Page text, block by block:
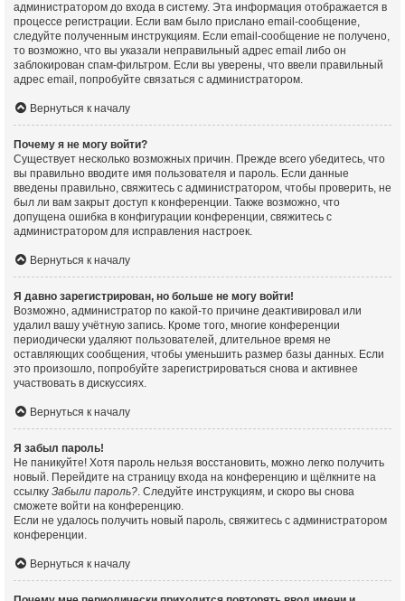
администратором до входа в систему. Эта информация отображается в
процессе регистрации. Если вам было прислано email-сообщение,
следуйте полученным инструкциям. Если email-сообщение не получено,
то возможно, что вы указали неправильный адрес email либо он
заблокирован спам-фильтром. Если вы уверены, что ввели правильный
адрес email, попробуйте связаться с администратором.
Вернуться к началу
Почему я не могу войти?
Существует несколько возможных причин. Прежде всего убедитесь, что
вы правильно вводите имя пользователя и пароль. Если данные
введены правильно, свяжитесь с администратором, чтобы проверить, не
был ли вам закрыт доступ к конференции. Также возможно, что
допущена ошибка в конфигурации конференции, свяжитесь с
администратором для исправления настроек.
Вернуться к началу
Я давно зарегистрирован, но больше не могу войти!
Возможно, администратор по какой-то причине деактивировал или
удалил вашу учётную запись. Кроме того, многие конференции
периодически удаляют пользователей, длительное время не
оставляющих сообщения, чтобы уменьшить размер базы данных. Если
это произошло, попробуйте зарегистрироваться снова и активнее
участвовать в дискуссиях.
Вернуться к началу
Я забыл пароль!
Не паникуйте! Хотя пароль нельзя восстановить, можно легко получить
новый. Перейдите на страницу входа на конференцию и щёлкните на
ссылку Забыли пароль?. Следуйте инструкциям, и скоро вы снова
сможете войти на конференцию.
Если не удалось получить новый пароль, свяжитесь с администратором
конференции.
Вернуться к началу